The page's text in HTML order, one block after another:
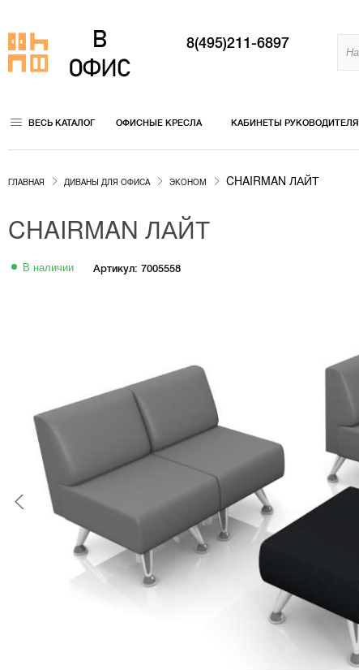
8(495)211-6897
ВЕСЬ КАТАЛОГ ОФИСНЫЕ КРЕСЛА КАБИНЕТЫ РУКОВОДИТЕЛЯ
ГЛАВНАЯ ДИВАНЫ ДЛЯ ОФИСА ЭКОНОМ CHAIRMAN ЛАЙТ
CHAIRMAN ЛАЙТ
В наличии Артикул: 7005558